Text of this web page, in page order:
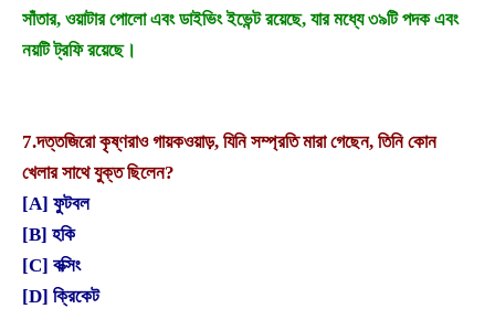
সাঁতার, ওয়াটার পোলো এবং ডাইভিং ইভেন্ট রয়েছে, যার মধ্যে ৩৯টি পদক এবং
নয়টি ট্রফি রয়েছে।
7.দত্তজিরো কৃষ্ণরাও গায়কওয়াড়, যিনি সম্প্রতি মারা গেছেন, তিনি কোন
খেলার সাথে যুক্ত ছিলেন?
[A] ফুটবল
[B] হকি
[C] বক্সিং
[D] ক্রিকেট